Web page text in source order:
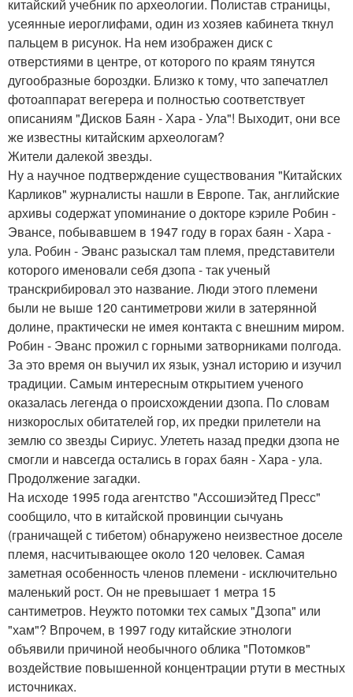
китайский учебник по археологии. Полистав страницы,
усеянные иероглифами, один из хозяев кабинета ткнул
пальцем в рисунок. На нем изображен диск с
отверстиями в центре, от которого по краям тянутся
дугообразные бороздки. Близко к тому, что запечатлел
фотоаппарат вегерера и полностью соответствует
описаниям "Дисков Баян - Хара - Ула"! Выходит, они все
же известны китайским археологам?
Жители далекой звезды.
Ну а научное подтверждение существования "Китайских
Карликов" журналисты нашли в Европе. Так, английские
архивы содержат упоминание о докторе кэриле Робин -
Эвансе, побывавшем в 1947 году в горах баян - Хара -
ула. Робин - Эванс разыскал там племя, представители
которого именовали себя дзопа - так ученый
транскрибировал это название. Люди этого племени
были не выше 120 сантиметрови жили в затерянной
долине, практически не имея контакта с внешним миром.
Робин - Эванс прожил с горными затворниками полгода.
За это время он выучил их язык, узнал историю и изучил
традиции. Самым интересным открытием ученого
оказалась легенда о происхождении дзопа. По словам
низкорослых обитателей гор, их предки прилетели на
землю со звезды Сириус. Улететь назад предки дзопа не
смогли и навсегда остались в горах баян - Хара - ула.
Продолжение загадки.
На исходе 1995 года агентство "Ассошиэйтед Пресс"
сообщило, что в китайской провинции сычуань
(граничащей с тибетом) обнаружено неизвестное доселе
племя, насчитывающее около 120 человек. Самая
заметная особенность членов племени - исключительно
маленький рост. Он не превышает 1 метра 15
сантиметров. Неужто потомки тех самых "Дзопа" или
"хам"? Впрочем, в 1997 году китайские этнологи
объявили причиной необычного облика "Потомков"
воздействие повышенной концентрации ртути в местных
источниках.